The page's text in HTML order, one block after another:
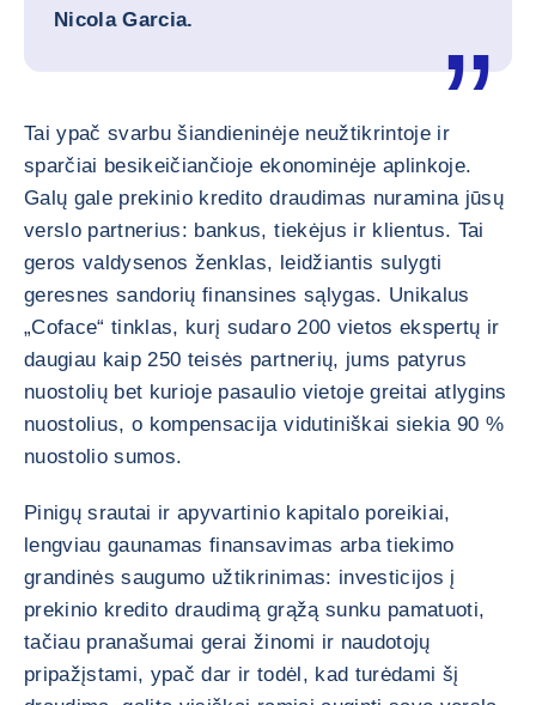
Nicola Garcia.
Tai ypač svarbu šiandieninėje neužtikrintoje ir
sparčiai besikeičiančioje ekonominėje aplinkoje.
Galų gale prekinio kredito draudimas nuramina jūsų
verslo partnerius: bankus, tiekėjus ir klientus. Tai
geros valdysenos ženklas, leidžiantis sulygti
geresnes sandorių finansines sąlygas. Unikalus
„Coface“ tinklas, kurį sudaro 200 vietos ekspertų ir
daugiau kaip 250 teisės partnerių, jums patyrus
nuostolių bet kurioje pasaulio vietoje greitai atlygins
nuostolius, o kompensacija vidutiniškai siekia 90 %
nuostolio sumos.
Pinigų srautai ir apyvartinio kapitalo poreikiai,
lengviau gaunamas finansavimas arba tiekimo
grandinės saugumo užtikrinimas: investicijos į
prekinio kredito draudimą grąžą sunku pamatuoti,
tačiau pranašumai gerai žinomi ir naudotojų
pripažįstami, ypač dar ir todėl, kad turėdami šį